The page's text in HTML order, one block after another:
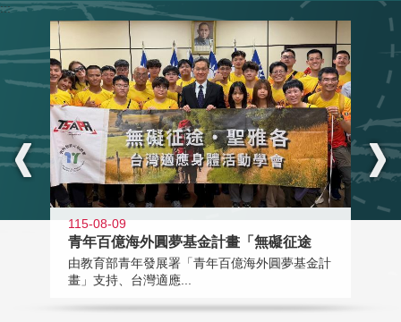
:::
115-08-09
青年百億海外圓夢基金計畫「無礙征途
由教育部青年發展署「青年百億海外圓夢基金計
畫」支持、台灣適應...